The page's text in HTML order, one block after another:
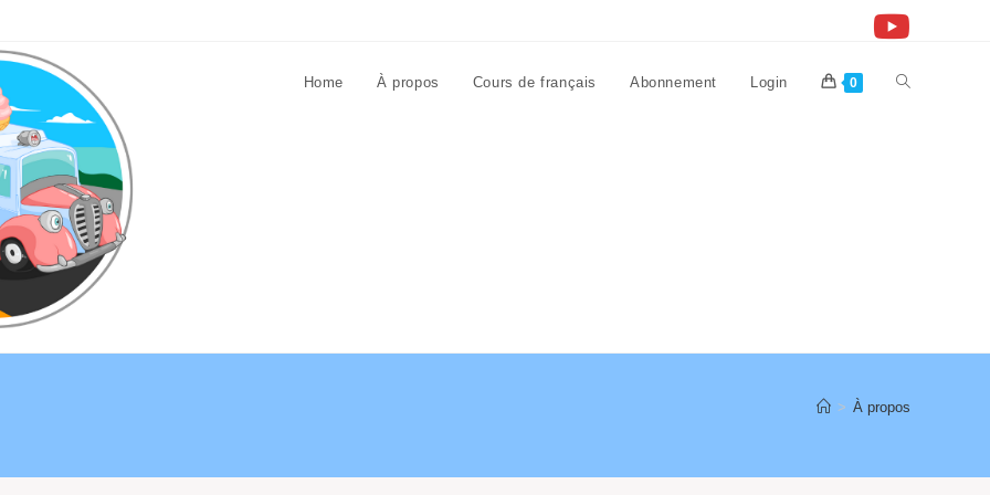
Home À propos Cours de français Abonnement Login 0 Toggle
> À propos